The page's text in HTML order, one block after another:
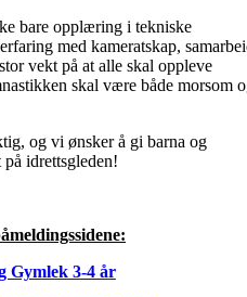
bare opplæring i tekniske
med kameratskap,
vekt på at alle skal oppleve
skal være både morsom
og vi ønsker å gi barna og
idrettsgleden!
Gymlek 3-4 år